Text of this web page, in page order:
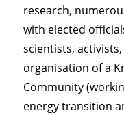
research,
with elected
scientists,
organisation of a
Community
energy transition